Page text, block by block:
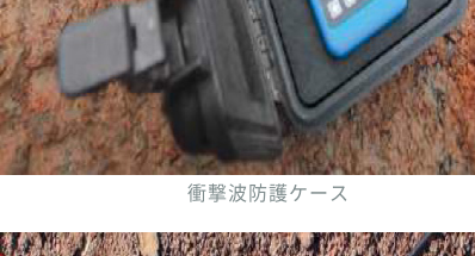
衝撃波防護ケース